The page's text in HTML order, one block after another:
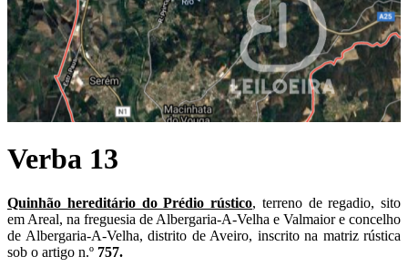
Verba 13
Quinhão hereditário do Prédio rústico, terreno de regadio, sito
em Areal, na freguesia de Albergaria-A-Velha e Valmaior e concelho
de Albergaria-A-Velha, distrito de Aveiro, inscrito na matriz rústica
sob o artigo n.º 757.